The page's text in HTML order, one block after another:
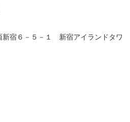
新宿６－５－１ 新宿アイランドタワ